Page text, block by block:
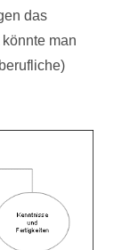
das
man